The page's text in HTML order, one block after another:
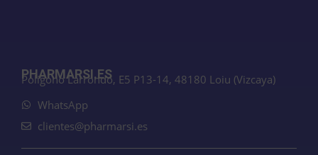
PHARMARSI.ES
Polígono Larrondo, E5 P13-14, 48180 Loiu (Vizcaya)
WhatsApp
clientes@pharmarsi.es